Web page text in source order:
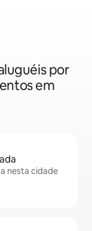
por
em
nesta cidade